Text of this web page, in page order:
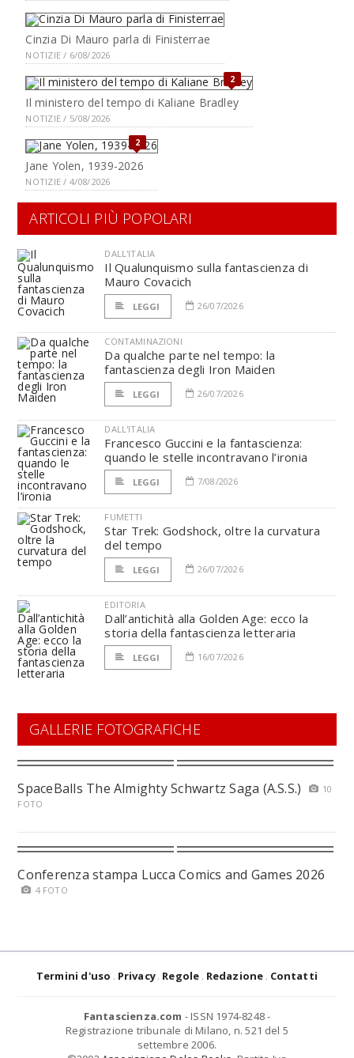
Cinzia Di Mauro parla di Finisterrae
NOTIZIE / 6/08/2026
2
Il ministero del tempo di Kaliane Bradley
NOTIZIE / 5/08/2026
2
Jane Yolen, 1939-2026
NOTIZIE / 4/08/2026
ARTICOLI PIÙ POPOLARI
DALL'ITALIA
Il Qualunquismo sulla fantascienza di
Mauro Covacich
LEGGI 26/07/2026
CONTAMINAZIONI
Da qualche parte nel tempo: la
fantascienza degli Iron Maiden
LEGGI 26/07/2026
DALL'ITALIA
Francesco Guccini e la fantascienza:
quando le stelle incontravano l’ironia
LEGGI 7/08/2026
FUMETTI
Star Trek: Godshock, oltre la curvatura
del tempo
LEGGI 26/07/2026
EDITORIA
Dall’antichità alla Golden Age: ecco la
storia della fantascienza letteraria
LEGGI 16/07/2026
GALLERIE FOTOGRAFICHE
SpaceBalls The Almighty Schwartz Saga (A.S.S.)
10
FOTO
Conferenza stampa Lucca Comics and Games 2026
4 FOTO
Termini d'uso Privacy Regole Redazione Contatti
Fantascienza.com - ISSN 1974-8248 -
Registrazione tribunale di Milano, n. 521 del 5
settembre 2006.